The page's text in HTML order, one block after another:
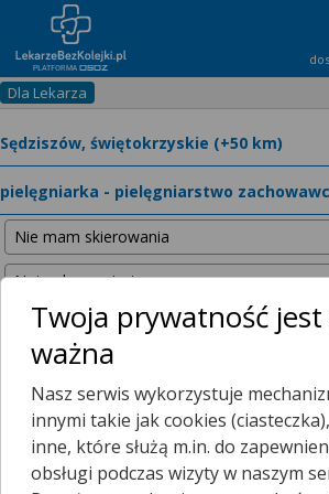
Dla Lekarza
Nie znaleźliśmy żadnych lekarzy w
zwiększyliśmy promień wyszukiwania do
Twoja prywatność jest
ważna
Nasz serwis wykorzystuje
innymi takie jak cookies
inne, które służą m.in. do
obsługi podczas wizyty w naszym